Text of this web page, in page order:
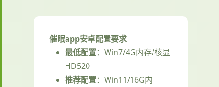
催眠app安卓配置要求
​最低配置​​：Win7/4G内存/核显
HD520
​推荐配置​​：Win11/16G内